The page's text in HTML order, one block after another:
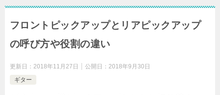
フロントピックアップとリアピックアップ
の呼び方や役割の違い
更新日： 2018年11月27日 公開日： 2018年9月30日
ギター